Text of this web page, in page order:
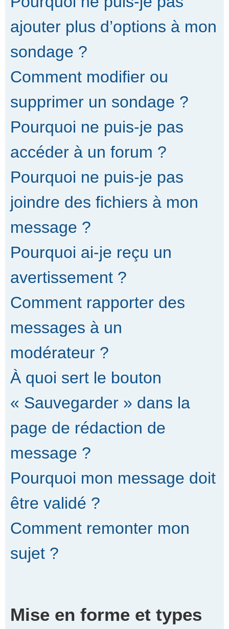
ajouter plus d’options à mon
sondage ?
Comment modifier ou
supprimer un sondage ?
Pourquoi ne puis-je pas
accéder à un forum ?
Pourquoi ne puis-je pas
joindre des fichiers à mon
message ?
Pourquoi ai-je reçu un
avertissement ?
Comment rapporter des
messages à un
modérateur ?
À quoi sert le bouton
« Sauvegarder » dans la
page de rédaction de
message ?
Pourquoi mon message doit
être validé ?
Comment remonter mon
sujet ?
Mise en forme et types